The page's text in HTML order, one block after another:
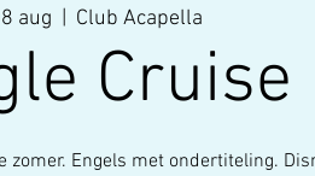
aug
  |
Club Acapella
Cruise
zomer. Engels met ondertiteling.